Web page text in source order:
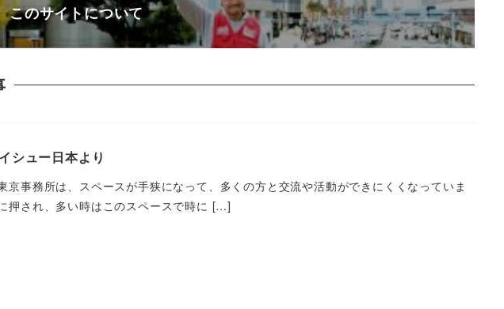
このサイトについて
シュー日本より
事務所は、スペースが手狭になって、多くの方と交流や活動ができにくくなっていま
押され、多い時はこのスペースで時に […]